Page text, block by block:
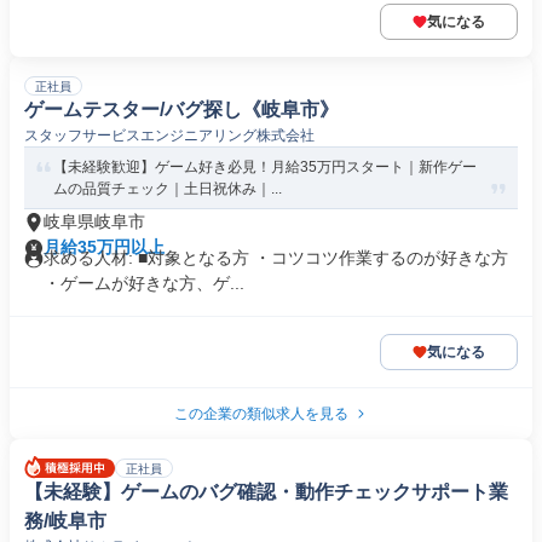
気になる
正社員
ゲームテスター/バグ探し《岐阜市》
スタッフサービスエンジニアリング株式会社
【未経験歓迎】ゲーム好き必見！月給35万円スタート｜新作ゲー
ムの品質チェック｜土日祝休み｜...
岐阜県岐阜市
月給35万円以上
求める人材: ■対象となる方 ・コツコツ作業するのが好きな方
・ゲームが好きな方、ゲ...
気になる
この企業の類似求人を見る
正社員
【未経験】ゲームのバグ確認・動作チェックサポート業
務/岐阜市